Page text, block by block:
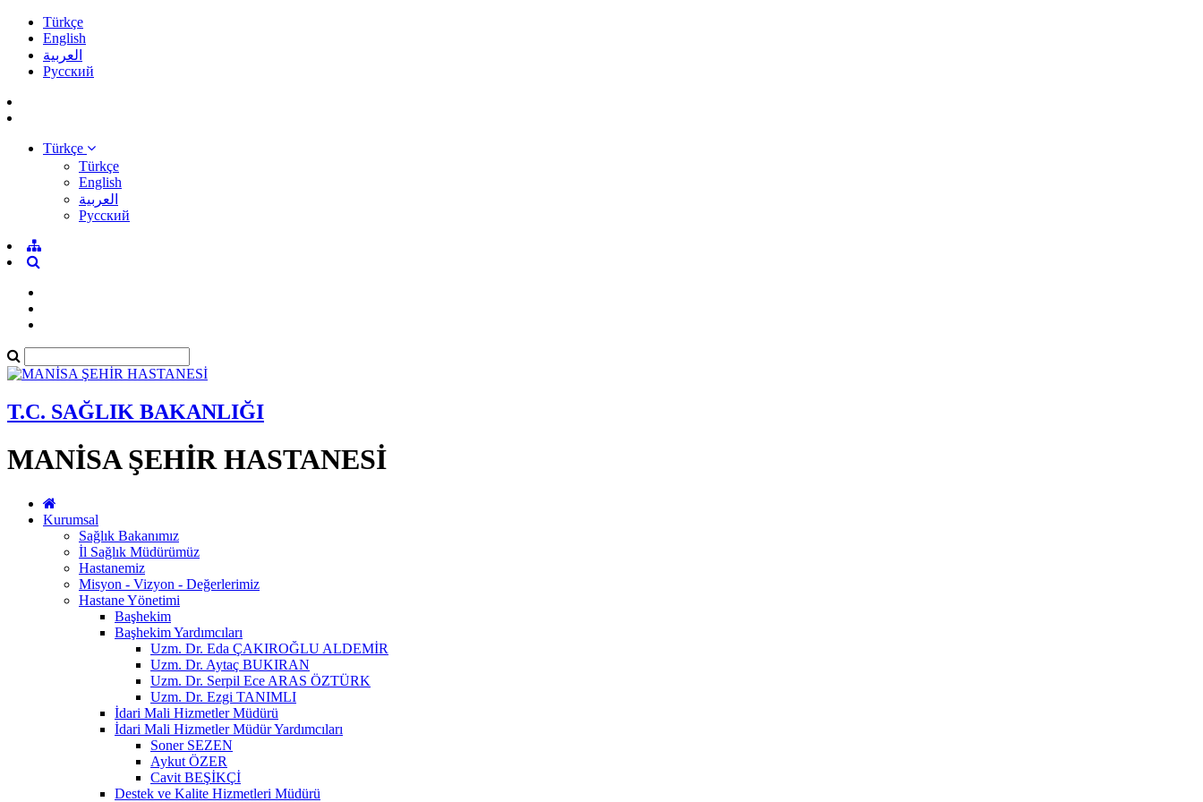
Türkçe
English
العربية
Pусский
Türkçe
Türkçe
English
العربية
Pусский
T.C. SAĞLIK BAKANLIĞI
MANİSA ŞEHİR HASTANESİ
Kurumsal
Sağlık Bakanımız
İl Sağlık Müdürümüz
Hastanemiz
Misyon - Vizyon - Değerlerimiz
Hastane Yönetimi
Başhekim
Başhekim Yardımcıları
Uzm. Dr. Eda ÇAKIROĞLU ALDEMİR
Uzm. Dr. Aytaç BUKIRAN
Uzm. Dr. Serpil Ece ARAS ÖZTÜRK
Uzm. Dr. Ezgi TANIMLI
İdari Mali Hizmetler Müdürü
İdari Mali Hizmetler Müdür Yardımcıları
Soner SEZEN
Aykut ÖZER
Cavit BEŞİKÇİ
Destek ve Kalite Hizmetleri Müdürü